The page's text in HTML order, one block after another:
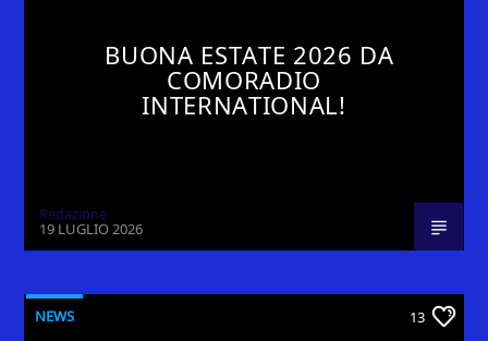
BUONA ESTATE 2026 DA
COMORADIO
INTERNATIONAL!
Redazione
19 LUGLIO 2026
NEWS 13